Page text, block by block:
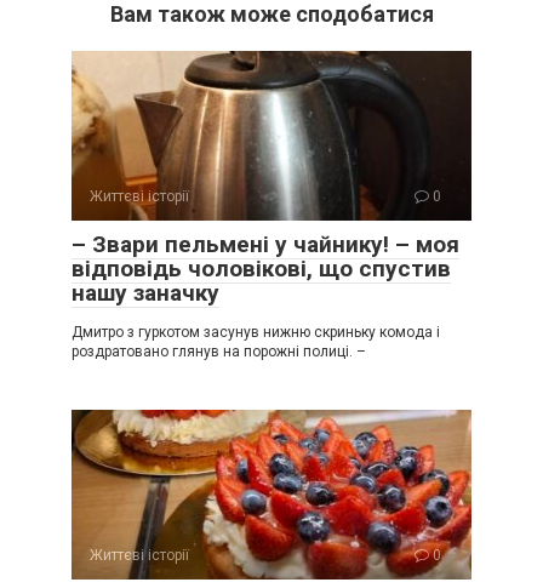
Вам також може сподобатися
Життєві історії 0
– Звари пельмені у чайнику! – моя
відповідь чоловікові, що спустив
нашу заначку
Дмитро з гуркотом засунув нижню скриньку комода і
роздратовано глянув на порожні полиці. –
Життєві історії 0